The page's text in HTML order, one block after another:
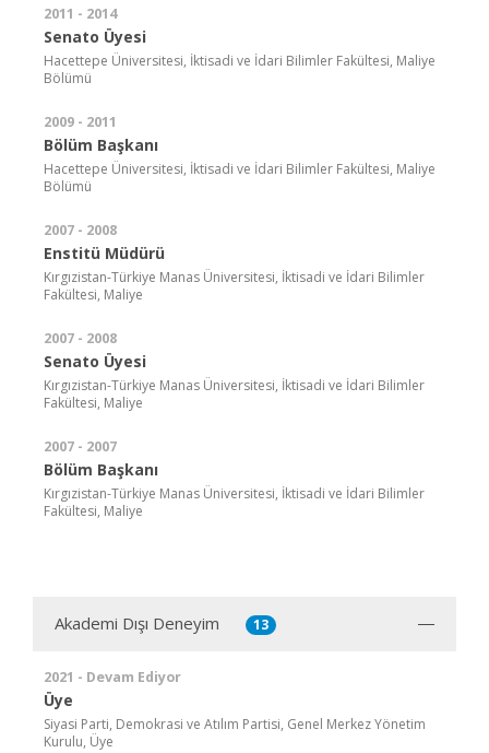
2011 - 2014
Senato Üyesi
Hacettepe Üniversitesi, İktisadi ve İdari Bilimler Fakültesi, Maliye
Bölümü
2009 - 2011
Bölüm Başkanı
Hacettepe Üniversitesi, İktisadi ve İdari Bilimler Fakültesi, Maliye
Bölümü
2007 - 2008
Enstitü Müdürü
Kırgızistan-Türkiye Manas Üniversitesi, İktisadi ve İdari Bilimler
Fakültesi, Maliye
2007 - 2008
Senato Üyesi
Kırgızistan-Türkiye Manas Üniversitesi, İktisadi ve İdari Bilimler
Fakültesi, Maliye
2007 - 2007
Bölüm Başkanı
Kırgızistan-Türkiye Manas Üniversitesi, İktisadi ve İdari Bilimler
Fakültesi, Maliye
Akademi Dışı Deneyim 13
2021 - Devam Ediyor
Üye
Siyasi Parti, Demokrasi ve Atılım Partisi, Genel Merkez Yönetim
Kurulu, Üye